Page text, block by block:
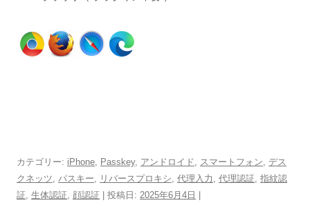
カテゴリー: iPhone, Passkey, アンドロイド , スマートフォン, デス
クネッツ, パスキー, リバースプロキシ, 代理入力 , 代理認証, 指紋認
証, 生体認証, 顔認証 | 投稿日: 2025年6月4日